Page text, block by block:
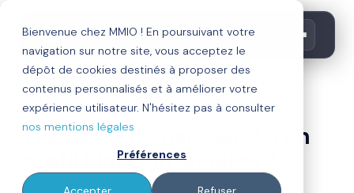
Bienvenue chez MMIO ! En poursuivant votre
navigation sur notre site, vous acceptez le
dépôt de cookies destinés à proposer des
contenus personnalisés et à améliorer votre
expérience utilisateur. N'hésitez pas à consulter
nos mentions légales
Préférences
digitalisation
1 pro Réunionnais sur 2 a un
profil Linkedin, et alors ?